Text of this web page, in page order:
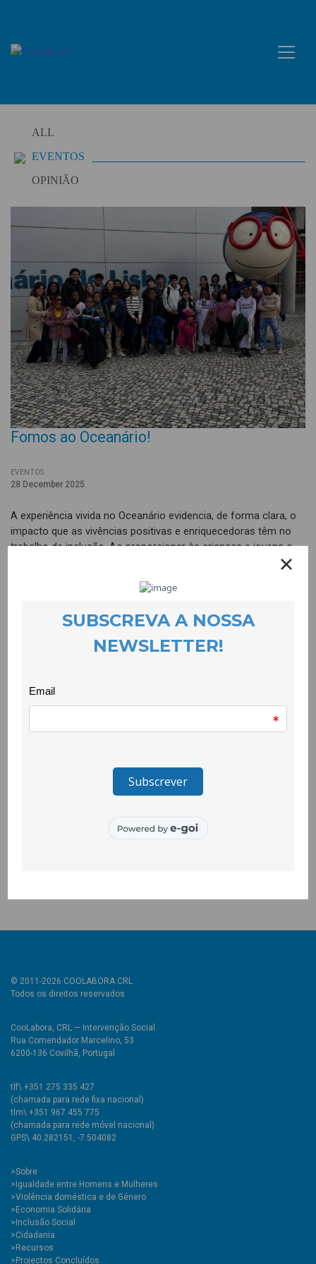
content
ALL
EVENTOS
OPINIÃO
Fomos ao Oceanário!
EVENTOS
28 December 2025
A experiência vivida no Oceanário evidencia, de forma clara, o
impacto que as vivências positivas e enriquecedoras têm no
trabalho de inclusão. Ao proporcionar às crianças e jovens o
acesso a um espaço científico e cultural de referência, criou-
oportunidades, independentemente da sua origem ou percurso.
para o desenvolvimento pessoal, social e cívico, ajudando a
quebrar barreiras, combater desigualdades e ampliar
apenas complementam a aprendizagem formal, como
constroem referências positivas que ficam na memória e no
percurso de vida das crianças e jovens. São momentos que
O projecto Quero Ser Mais E9G é promovido pela Secretaria de
© 2011-2026 COOLABORA CRL
Todos os direitos reservados
CooLabora, CRL — Intervenção Social
Rua Comendador Marcelino, 53
6200-136 Covilhã, Portugal
tlf\ +351 275 335 427
(chamada para rede fixa nacional)
tlm\ +351 967 455 775
(chamada para rede móvel nacional)
GPS\ 40.282151, -7.504082
>Sobre
>Igualdade entre Homens e Mulheres
>Violência doméstica e de Género
>Economia Solidária
>Inclusão Social
>Cidadania
>Recursos
>Projectos Concluídos